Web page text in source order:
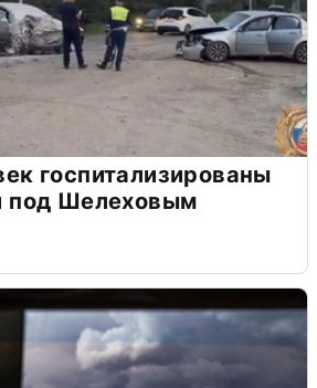
госпитализированы
под Шелеховым